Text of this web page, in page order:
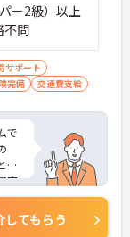
ー2級）以上
不問
サポート
完備 交通費支給
で
な
育
興
してもらう